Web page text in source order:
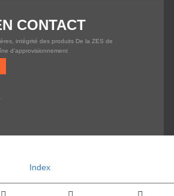
CONTACT
intégrité des produits De la ZES de
d'approvisionnement
Index